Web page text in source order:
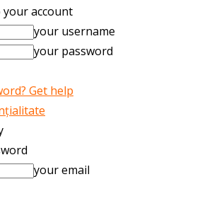
your account
your username
your password
Get help
your email